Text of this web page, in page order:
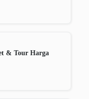
& Tour Harga